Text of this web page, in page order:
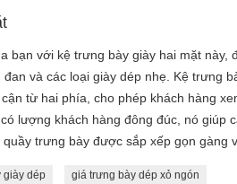
bạn với kệ trưng bày giày hai mặt này,
và các loại giày dép nhẹ. Kệ trưng
từ hai phía, cho phép khách hàng
lượng khách hàng đông đúc, nó giúp
trưng bày được sắp xếp gọn gàng
giày dép giá trưng bày dép xỏ ngón